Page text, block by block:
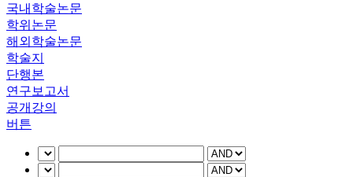
국내학술논문
학위논문
해외학술논문
학술지
단행본
연구보고서
공개강의
버튼